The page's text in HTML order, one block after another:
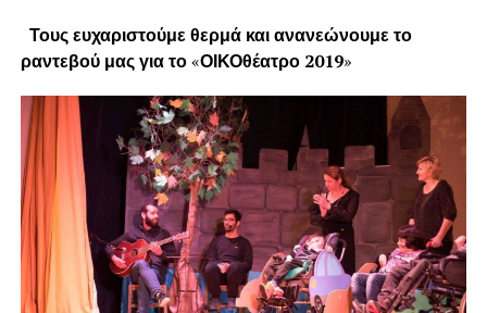
Τους ευχαριστούμε θερμά και ανανεώνουμε το
ραντεβού μας για το«ΟΙΚΟθέατρο 2019»